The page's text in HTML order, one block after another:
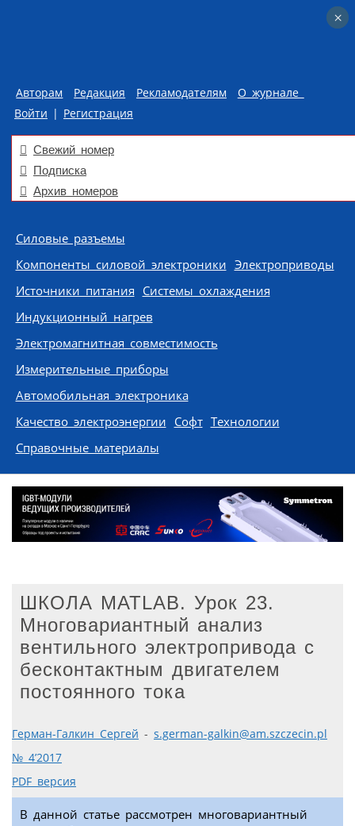
Авторам Редакция Рекламодателям
О журнале
Войти | Регистрация
Свежий номер
Подписка
Архив номеров
Skip to content
Силовые разъемы
Компоненты силовой электроники Электроприводы
Источники питания Системы охлаждения
Индукционный нагрев
Электромагнитная совместимость
Измерительные приборы
Автомобильная электроника
Качество электроэнергии Софт Технологии
Справочные материалы
ШКОЛА MATLAB. Урок 23.
Многовариантный анализ
вентильного электропривода c
бесконтактным двигателем
постоянного тока
Герман-Галкин Сергей - s.german-galkin@am.szczecin.pl
№ 4’2017
PDF версия
В данной статье рассмотрен многовариантный
×
×